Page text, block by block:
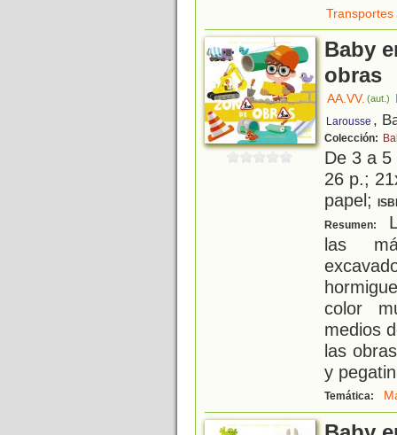
Transportes
Baby
obras
AA.VV. (aut.)
Larousse ,
Colección:
De 3 a
26 p.;
papel;
Resumen:
las
color
medios
las
y
Temática: